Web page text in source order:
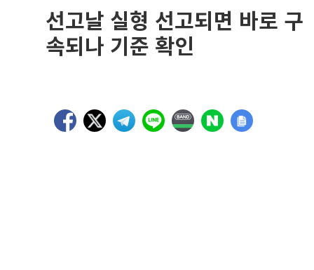
선고날 실형 선고되면 바로 구
속되나 기준 확인